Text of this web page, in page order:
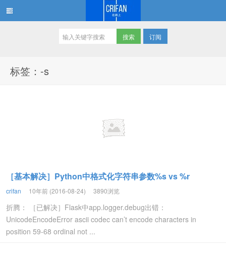
订阅
标签：-s
［基本解决］Python中格式化字符串参数%s vs %r
crifan 10年前 (2016-08-24) 3890浏览
折腾： ［已解决］Flask中app.logger.debug出错：
UnicodeEncodeError ascii codec can’t encode characters in
position 59-68 ordinal not ...